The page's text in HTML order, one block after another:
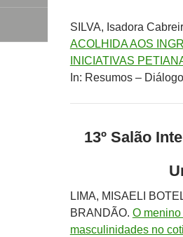
SILVA, Isadora
ACOLHIDA AOS
INICIATIVAS
In: Resumos –
13º Salão
LIMA, MISAELI
BRANDÃO. O
masculinidades no